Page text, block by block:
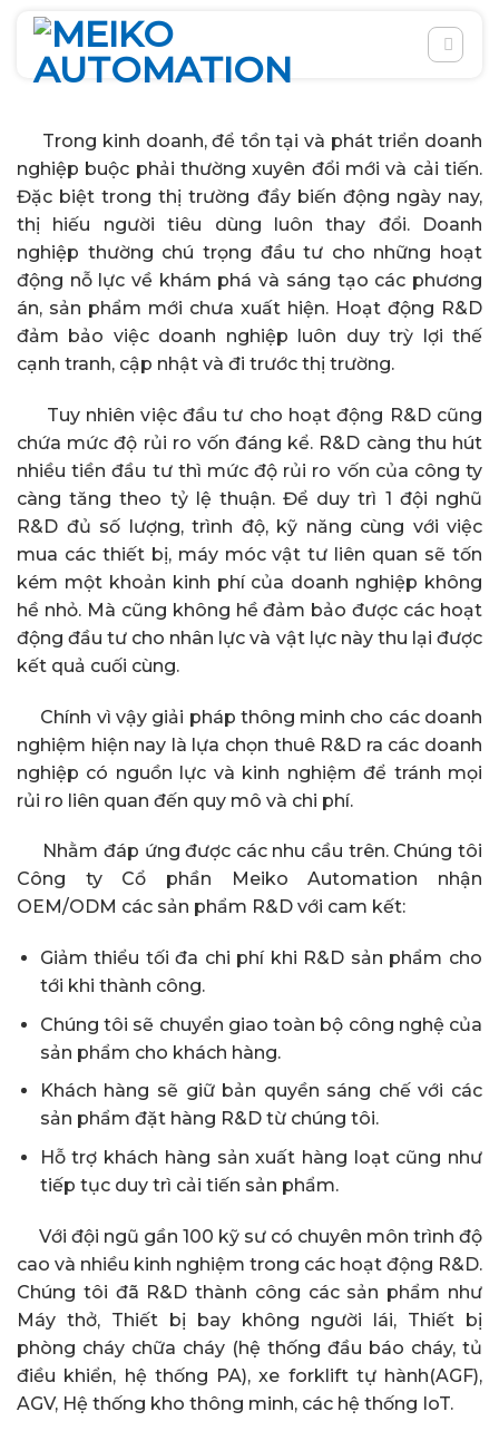
Chuyển
Trong kinh doanh, để tồn tại và phát triển doanh
nghiệp buộc phải thường xuyên đổi mới và cải tiến.
Đặc biệt trong thị trường đầy biến động ngày nay,
thị hiếu người tiêu dùng luôn thay đổi. Doanh
nghiệp thường chú trọng đầu tư cho những hoạt
động nỗ lực về khám phá và sáng tạo các phương
án, sản phẩm mới chưa xuất hiện. Hoạt động R&D
đảm bảo việc doanh nghiệp luôn duy trỳ lợi thế
cạnh tranh, cập nhật và đi trước thị trường.
Tuy nhiên việc đầu tư cho hoạt động R&D cũng
chứa mức độ rủi ro vốn đáng kể. R&D càng thu hút
nhiều tiền đầu tư thì mức độ rủi ro vốn của công ty
càng tăng theo tỷ lệ thuận. Để duy trì 1 đội nghũ
R&D đủ số lượng, trình độ, kỹ năng cùng với việc
mua các thiết bị, máy móc vật tư liên quan sẽ tốn
kém một khoản kinh phí của doanh nghiệp không
hề nhỏ. Mà cũng không hề đảm bảo được các hoạt
động đầu tư cho nhân lực và vật lực này thu lại được
kết quả cuối cùng.
Chính vì vậy giải pháp thông minh cho các doanh
nghiệm hiện nay là lựa chọn thuê R&D ra các doanh
nghiệp có nguồn lực và kinh nghiệm để tránh mọi
rủi ro liên quan đến quy mô và chi phí.
Nhằm đáp ứng được các nhu cầu trên. Chúng tôi
Công ty Cổ phần Meiko Automation nhận
OEM/ODM các sản phẩm R&D với cam kết:
Giảm thiểu tối đa chi phí khi R&D sản phẩm cho
tới khi thành công.
Chúng tôi sẽ chuyển giao toàn bộ công nghệ của
sản phẩm cho khách hàng.
Khách hàng sẽ giữ bản quyền sáng chế với các
sản phẩm đặt hàng R&D từ chúng tôi.
Hỗ trợ khách hàng sản xuất hàng loạt cũng như
tiếp tục duy trì cải tiến sản phẩm.
Với đội ngũ gần 100 kỹ sư có chuyên môn trình độ
cao và nhiều kinh nghiệm trong các hoạt động R&D.
Chúng tôi đã R&D thành công các sản phẩm như
Máy thở, Thiết bị bay không người lái, Thiết bị
phòng cháy chữa cháy (hệ thống đầu báo cháy, tủ
điều khiển, hệ thống PA), xe forklift tự hành(AGF),
AGV, Hệ thống kho thông minh, các hệ thống IoT.